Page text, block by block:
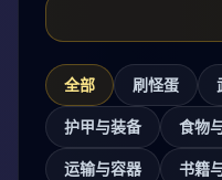
全部 刷怪蛋
护甲与装备
食物
运输与容器
书籍